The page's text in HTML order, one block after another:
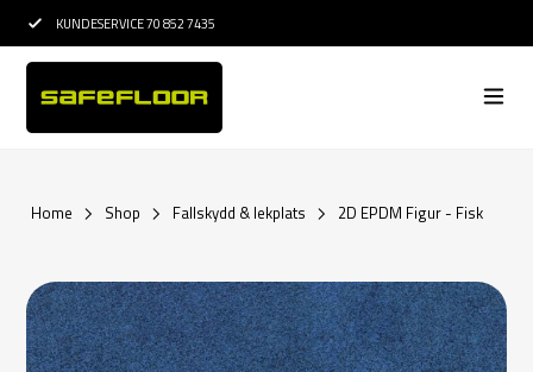
KUNDESERVICE 70 852 7435
Home Shop Fallskydd & lekplats 2D EPDM Figur - Fisk